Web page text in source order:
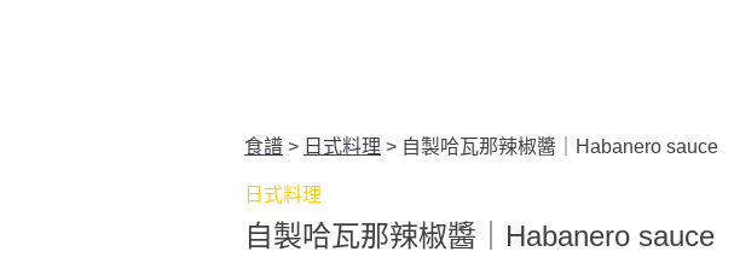
食譜 > 日式料理 > 自製哈瓦那辣椒醬｜Habanero sauce
日式料理
自製哈瓦那辣椒醬｜Habanero sauce